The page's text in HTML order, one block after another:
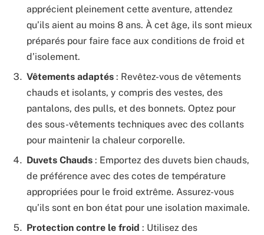
apprécient pleinement cette aventure, attendez
qu’ils aient au moins 8 ans. À cet âge, ils sont mieux
préparés pour faire face aux conditions de froid et
d’isolement.
Vêtements adaptés : Revêtez-vous de vêtements
chauds et isolants, y compris des vestes, des
pantalons, des pulls, et des bonnets. Optez pour
des sous-vêtements techniques avec des collants
pour maintenir la chaleur corporelle.
Duvets Chauds : Emportez des duvets bien chauds,
de préférence avec des cotes de température
appropriées pour le froid extrême. Assurez-vous
qu’ils sont en bon état pour une isolation maximale.
Protection contre le froid : Utilisez des